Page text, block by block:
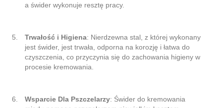
a świder wykonuje resztę pracy.
Trwałość i Higiena: Nierdzewna stal, z której wykonany
jest świder, jest trwała, odporna na korozję i łatwa do
czyszczenia, co przyczynia się do zachowania higieny w
procesie kremowania.
Wsparcie Dla Pszczelarzy: Świder do kremowania